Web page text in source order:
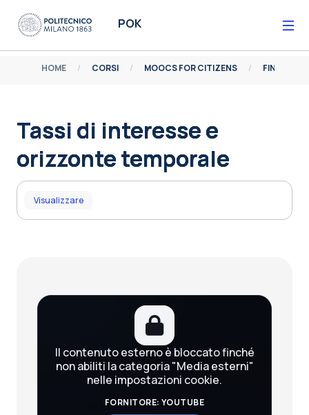
POK
HOME CORSI MOOCS FOR CITIZENS FINANZA
Tassi di interesse e
orizzonte temporale
Aggregazione dei criteri
Visualizzare
Il contenuto esterno è bloccato finché
non abiliti la categoria "Media esterni"
nelle impostazioni cookie.
FORNITORE: YOUTUBE